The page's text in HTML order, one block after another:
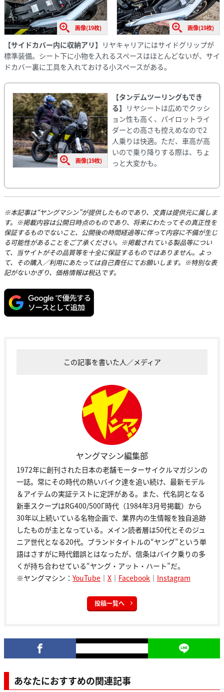
画像(19枚) 画像(19枚)
【サイドカバー内に収納アリ】 リヤキャリアにはサイドグリップが
標準装備。シート下に小物を入れるスペースはほとんどないが、サイ
ドカバー裏に工具を入れておける小スペースがある。
画像(19枚)
【タンデムツーリングもでき
る】 リヤシートは広めでクッシ
ョン性も高く、パイロットライ
ダーとの高さも控えめなので2
人乗りは快適。ただ、車高が高
いので乗り降りする際は、ちょ
っと大変かも。
※本記事は“ヤングマシン”が提供したものであり、文責は提供元に属しま
す。※掲載内容は公開日時点のものであり、将来にわたってその真正性を
保証するものでないこと、公開後の時間経過等に伴って内容に不備が生じ
る可能性があることをご了承ください。※掲載されている製品等につい
て、当サイトがその品質等を十全に保証するものではありません。よっ
て、その購入／利用にあたっては自己責任にてお願いします。※特別な表
記がないかぎり、価格情報は税込です。
この記事を書いた人／メディア
ヤングマシン編集部
1972年に創刊された日本の老舗モーターサイクルマガジンの
一誌。常にその時代の熱いバイク達を追い続け、最新モデル
＆アイテムの実証テストに定評がある。また、代名詞となる
新車スクープはRG400/500Γ時代（1984年3月号掲載）から
30年以上続いている名物企画で、業界内の生情報を独自追跡
したものが主となっている。メイン読者層は50代とそのジュ
ニア世代となる20代。ブランドタイトルの“ヤング”という単
語はさすがに時代錯誤とはなったが、信条はバイク乗りの多
くが持ち合わせている“ヤング・アット・ハート”だ。
※ヤングマシン： YouTube ｜ X ｜ Facebook ｜ Instagram
投稿一覧へ
あなたにおすすめの関連記事